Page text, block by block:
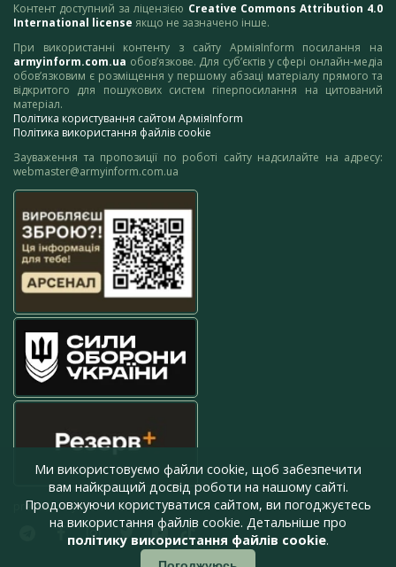
Контент доступний за ліцензією Creative Commons Attribution 4.0
International license якщо не зазначено інше.
При використанні контенту з сайту АрміяInform посилання на
armyinform.com.ua обов’язкове. Для суб’єктів у сфері онлайн-медіа
обов’язковим є розміщення у першому абзаці матеріалу прямого та
відкритого для пошукових систем гіперпосилання на цитований
матеріал.
Політика користування сайтом АрміяInform
Політика використання файлів cookie
Зауваження та пропозиції по роботі сайту надсилайте на адресу:
webmaster@armyinform.com.ua
press@armyinform.com.ua
Ми використовуємо файли cookie, щоб забезпечити
вам найкращий досвід роботи на нашому сайті.
Продовжуючи користуватися сайтом, ви погоджуєтесь
на використання файлів cookie. Детальніше про
політику використання файлів cookie.